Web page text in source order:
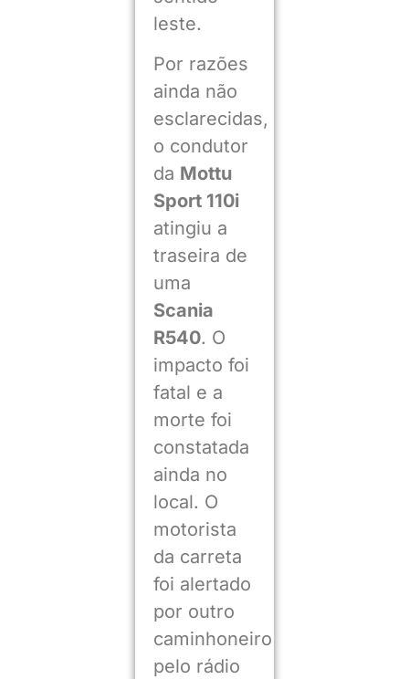
leste.
Por razões
ainda não
esclarecidas,
o condutor
da Mottu
Sport 110i
atingiu a
traseira de
uma
Scania
R540. O
impacto foi
fatal e a
morte foi
constatada
ainda no
local. O
motorista
da carreta
foi alertado
por outro
caminhoneiro
pelo rádio